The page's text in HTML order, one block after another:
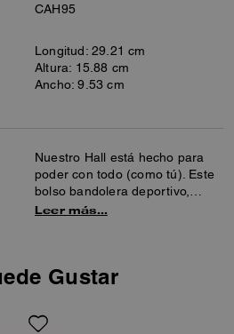
CAH95
Longitud: 29.21 cm
Altura: 15.88 cm
Ancho: 9.53 cm
Nuestro Hall está hecho para
poder con todo (como tú). Este
bolso bandolera deportivo,
confeccionado con nuestro
para todos los artículos básicos,
de cincha tonal con una práctica
Leer más…
Gustar